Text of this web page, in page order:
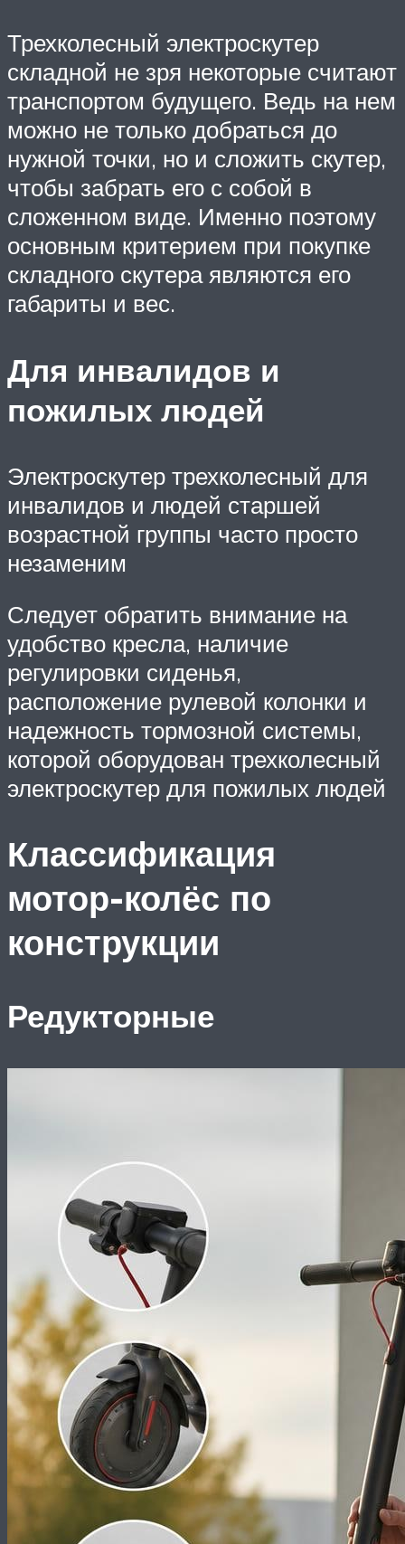
Трехколесный электроскутер
складной не зря некоторые считают
транспортом будущего. Ведь на нем
можно не только добраться до
нужной точки, но и сложить скутер,
чтобы забрать его с собой в
сложенном виде. Именно поэтому
основным критерием при покупке
складного скутера являются его
габариты и вес.
Для инвалидов и
пожилых людей
Электроскутер трехколесный для
инвалидов и людей старшей
возрастной группы часто просто
незаменим
Следует обратить внимание на
удобство кресла, наличие
регулировки сиденья,
расположение рулевой колонки и
надежность тормозной системы,
которой оборудован трехколесный
электроскутер для пожилых людей
Классификация
мотор-колёс по
конструкции
Редукторные